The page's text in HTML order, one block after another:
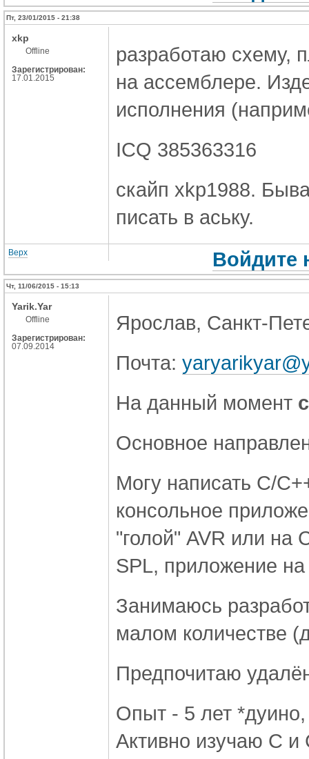
Пт, 23/01/2015 - 21:38
xkp
Offline
Зарегистрирован:
17.01.2015
разработаю схему,
на ассемблере.
исполнения
ICQ 385363316
скайп xkp1988.
писать в аську.
Верх Войдите
Чт, 11/06/2015 - 15:13
Yarik.Yar
Offline
Зарегистрирован:
07.09.2014
Ярослав, Санкт-
Почта:
На данный момент
Основное
Могу написать С/
консольное
"голой" AVR или на
SPL, приложение
Занимаюсь
малом количестве
Предпочитаю
Опыт - 5 лет
Активно изучаю С